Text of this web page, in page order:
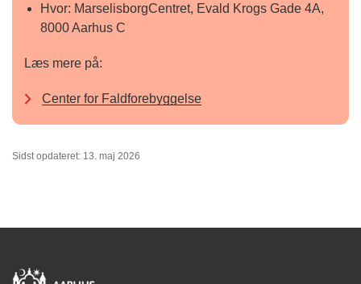
Hvor: MarselisborgCentret, Evald Krogs Gade 4A,
8000 Aarhus C
Læs mere på:
Center for Faldforebyggelse
Sidst opdateret: 13. maj 2026